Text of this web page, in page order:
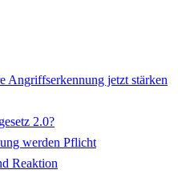
Angriffserkennung jetzt stärken
2.0?
werden Pflicht
Reaktion